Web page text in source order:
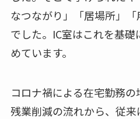
なつながり」「居場所」「
でした。IC室はこれを基
めています。
コロナ禍による在宅勤務の
残業削減の流れから、従